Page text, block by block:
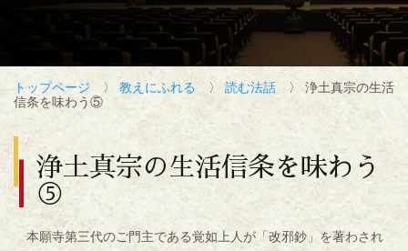
トップページ 〉 教えにふれる 〉 読む法話 〉 浄土真宗の生活
信条を味わう⑤
浄土真宗の生活信条を味わう
⑤
本願寺第三代のご門主である覚如上人が「改邪鈔」を著わされ